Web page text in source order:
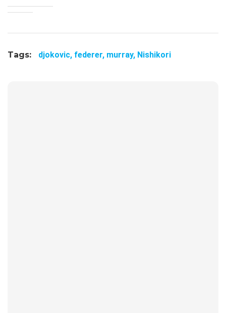
Tags: djokovic, federer, murray, Nishikori